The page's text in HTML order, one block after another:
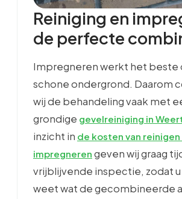
Reiniging en
de perfecte
Impregneren werkt het beste
schone ondergrond. Daarom
wij de behandeling vaak met
grondige gevelreiniging in
inzicht in de kosten van reinigen
impregneren geven wij graag
vrijblijvende inspectie, zodat
weet wat de gecombineerde